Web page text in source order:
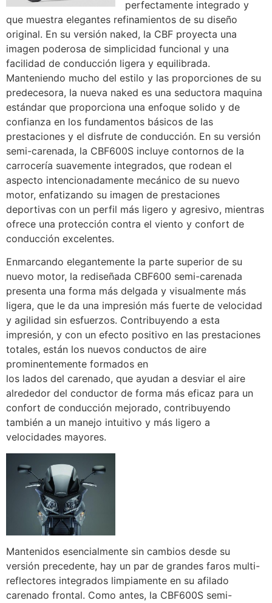
perfectamente integrado y
que muestra elegantes refinamientos de su diseño
original. En su versión naked, la CBF proyecta una
imagen poderosa de simplicidad funcional y una
facilidad de conducción ligera y equilibrada.
Manteniendo mucho del estilo y las proporciones de su
predecesora, la nueva naked es una seductora maquina
estándar que proporciona una enfoque solido y de
confianza en los fundamentos básicos de las
prestaciones y el disfrute de conducción. En su versión
semi-carenada, la CBF600S incluye contornos de la
carrocería suavemente integrados, que rodean el
aspecto intencionadamente mecánico de su nuevo
motor, enfatizando su imagen de prestaciones
deportivas con un perfil más ligero y agresivo, mientras
ofrece una protección contra el viento y confort de
conducción excelentes.
Enmarcando elegantemente la parte superior de su
nuevo motor, la rediseñada CBF600 semi-carenada
presenta una forma más delgada y visualmente más
ligera, que le da una impresión más fuerte de velocidad
y agilidad sin esfuerzos. Contribuyendo a esta
impresión, y con un efecto positivo en las prestaciones
totales, están los nuevos conductos de aire
prominentemente formados en
los lados del carenado, que ayudan a desviar el aire
alrededor del conductor de forma más eficaz para un
confort de conducción mejorado, contribuyendo
también a un manejo intuitivo y más ligero a
velocidades mayores.
Mantenidos esencialmente sin cambios desde su
versión precedente, hay un par de grandes faros multi-
reflectores integrados limpiamente en su afilado
carenado frontal. Como antes, la CBF600S semi-